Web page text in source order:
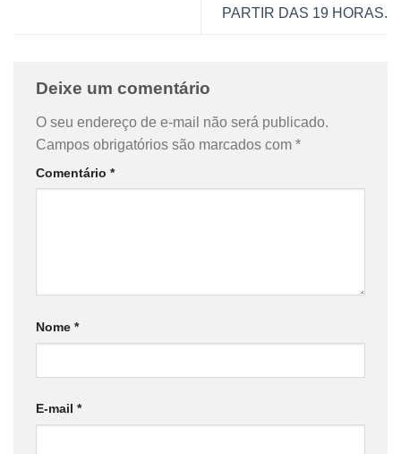
PARTIR DAS 19 HORAS.
Deixe um comentário
O seu endereço de e-mail não será publicado.
Campos obrigatórios são marcados com *
Comentário *
Nome *
E-mail *